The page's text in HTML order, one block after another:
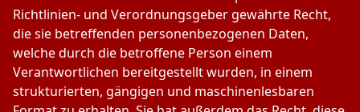
Richtlinien- und Verordnungsgeber gewährte Recht,
die sie betreffenden personenbezogenen Daten,
welche durch die betroffene Person einem
Verantwortlichen bereitgestellt wurden, in einem
strukturierten, gängigen und maschinenlesbaren